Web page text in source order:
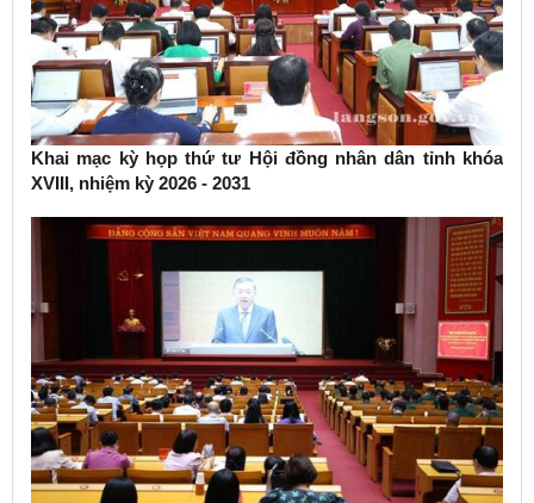
Khai mạc kỳ họp thứ tư Hội đồng nhân dân tỉnh khóa
XVIII, nhiệm kỳ 2026 - 2031